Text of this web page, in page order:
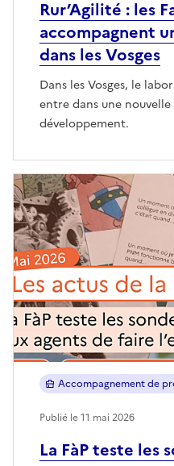
Rur’Agilité : les
accompagnent
dans les Vosges
Dans les Vosges, le
entre dans une nouvelle
développement.
La FàP teste les
Accompagnement de
Publié le 11 mai 2026